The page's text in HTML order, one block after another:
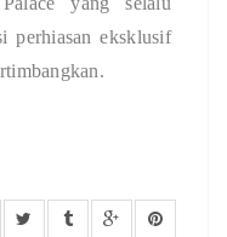
perhiasan eksklusif